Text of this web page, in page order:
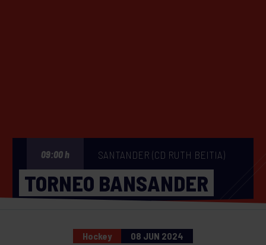
09:00 h SANTANDER (CD RUTH BEITIA)
TORNEO BANSANDER
Hockey 08 JUN 2024